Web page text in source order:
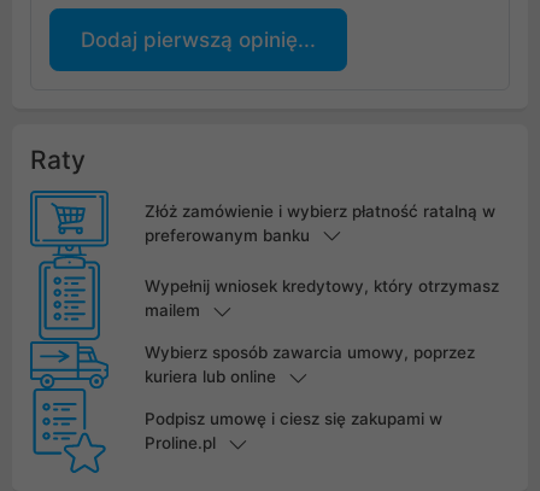
Dodaj pierwszą opinię...
Raty
Złóż zamówienie i wybierz płatność ratalną w
preferowanym banku
Wypełnij wniosek kredytowy, który otrzymasz
mailem
Wybierz sposób zawarcia umowy, poprzez
kuriera lub online
Podpisz umowę i ciesz się zakupami w
Proline.pl